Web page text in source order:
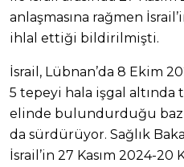
anlaşmasına rağmen
ihlal ettiği bildirilmişti.
İsrail, Lübnan’da 8 Ekim
5 tepeyi hala işgal altında
elinde bulundurduğu
da sürdürüyor. Sağlık
İsrail’in 27 Kasım 2024-20